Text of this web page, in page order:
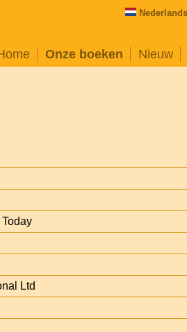
Nederlands
Onze boeken Nieuw
Ltd